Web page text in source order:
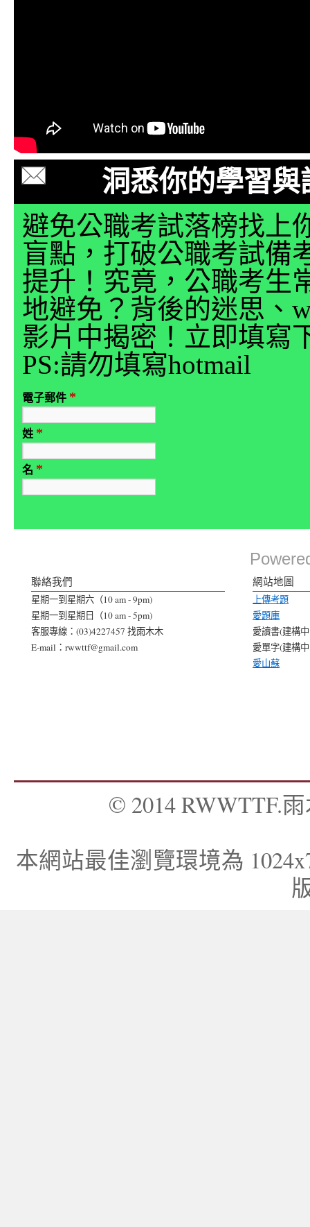
洞悉你的學習
避免公職考試落榜找上
盲點，打破公職考試備
提升！究竟，公職考生
地避免？背後的迷思、
影片中揭密！立即填寫
PS:請勿填寫hotmail
電子郵件 *
姓 *
名 *
聯絡我們
星期一到星期六（10 am - 9pm)
星期一到星期日（10 am - 5pm)
客服專線：(03)4227457 找雨木木
E-mail：rwwttf@gmail.com
網站地圖
上傳考題
愛題庫
愛讀書(建構
愛單字(建構
愛山蘇
© 2014 RWWTTF.
本網站最佳瀏覽環境為